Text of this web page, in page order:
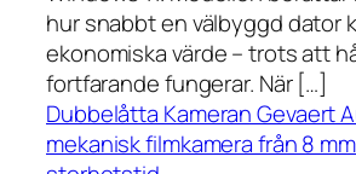
hur snabbt en välbyggd dator
ekonomiska värde – trots att
fortfarande fungerar. När […]
Dubbelåtta Kameran Gevaert
mekanisk filmkamera från 8